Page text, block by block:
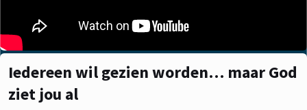
Iedereen wil gezien worden… maar God
ziet jou al